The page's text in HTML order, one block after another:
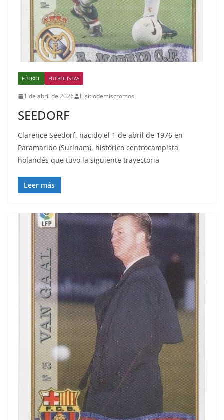
FÚTBOL FUTBOLISTAS
1 de abril de 2026 Elsitiodemiscromos
SEEDORF
Clarence Seedorf, nacido el 1 de abril de 1976 en
Paramaribo (Surinam), histórico centrocampista
holandés que tuvo la siguiente trayectoria
Leer más